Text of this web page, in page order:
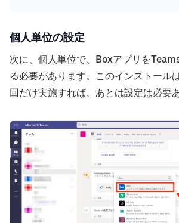
個人単位の設定
次に、個人単位で、Boxアプリを
る必要があります。このインストール
回だけ実施すれば、あとは設定は必要